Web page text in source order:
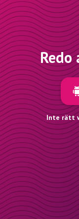
Redo
Inte rätt